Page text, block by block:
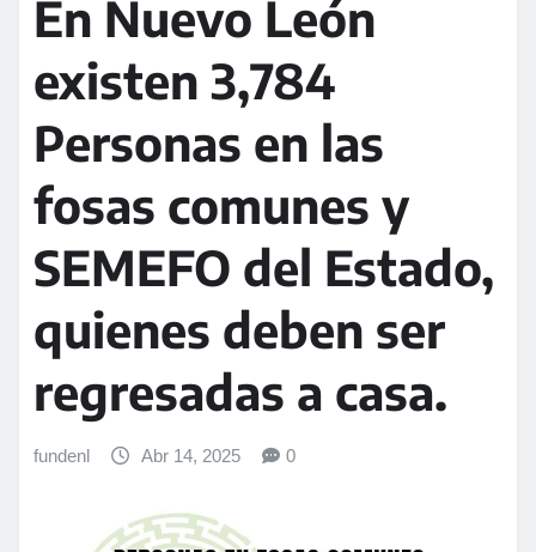
En Nuevo León
existen 3,784
Personas en las
fosas comunes y
SEMEFO del Estado,
quienes deben ser
regresadas a casa.
fundenl Abr 14, 2025 0